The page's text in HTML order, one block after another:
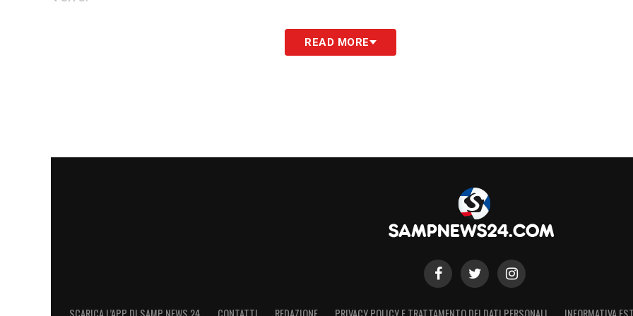
Caprari, Kownacki, Quagliarella.
nell’allenamento odierno: restano ai box anche Michel Cremonesi, Filippo Costa, Pa
Konate, Sauli Vaisanen e il portiere Giacomo Poluzzi. Nessun problema, invece, per
, che in settimana aveva preso una botta al piede e sembrava
. Ecco la lista completa dei convocati biancazzurri, che vi
READ MORE